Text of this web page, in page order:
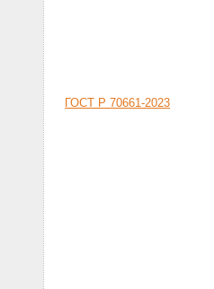
ГОСТ Р 70661-2023